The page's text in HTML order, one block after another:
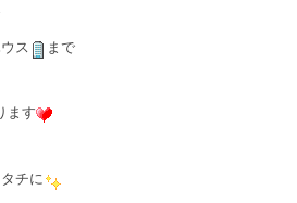
ス まで
ます
チに